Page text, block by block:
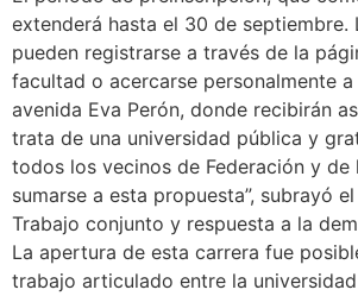
extenderá hasta el 30 de septiembre.
pueden registrarse a través de la
facultad o acercarse personalmente
avenida Eva Perón, donde recibirán
trata de una universidad pública y
todos los vecinos de Federación y de
sumarse a esta propuesta”, subrayó
Trabajo conjunto y respuesta a la
La apertura de esta carrera fue
trabajo articulado entre la